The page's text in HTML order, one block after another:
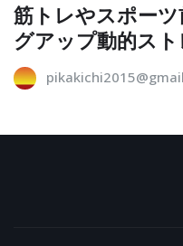
筋トレやスポー
グアップ動的スト